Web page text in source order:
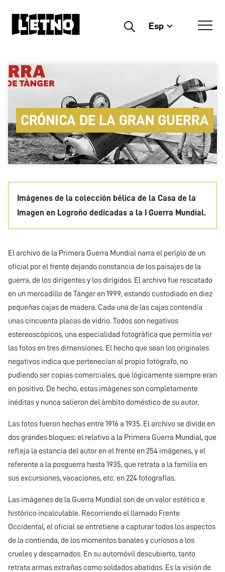
Buscar Esp
CRÓNICA DE LA GRAN GUERRA
Imágenes de la colección bélica de la Casa de la
Imagen en Logroño dedicadas a la I Guerra Mundial.
El archivo de la Primera Guerra Mundial narra el periplo de un
oficial por el frente dejando constancia de los paisajes de la
guerra, de los dirigentes y los dirigidos. El archivo fue rescatado
en un mercadillo de Tánger en 1999, estando custodiado en diez
pequeñas cajas de madera. Cada una de las cajas contendía
unas cincuenta placas de vidrio. Todos son negativos
estereoscópicos, una especialidad fotográfica que permitía ver
las fotos en tres dimensiones. El hecho que sean los originales
negativos indica que pertenecían al propio fotógrafo, no
pudiendo ser copias comerciales, que lógicamente siempre eran
en positivo. De hecho, estas imágenes son completamente
inéditas y nunca salieron del ámbito doméstico de su autor.
Las fotos fueron hechas entre 1916 a 1935. El archivo se divide en
dos grandes bloques: el relativo a la Primera Guerra Mundial, que
refleja la estancia del autor en el frente en 254 imágenes, y el
referente a la posguerra hasta 1935, que retrata a la familia en
sus excursiones, vacaciones, etc. en 224 fotografías.
Las imágenes de la Guerra Mundial son de un valor estético e
histórico incalculable. Recorriendo el llamado Frente
Occidental, el oficial se entretiene a capturar todos los aspectos
de la contienda, de los momentos banales y curiosos a los
crueles y descarnados. En su automóvil descubierto, tanto
retrata armas extrañas como soldados abatidos. Es la visión de